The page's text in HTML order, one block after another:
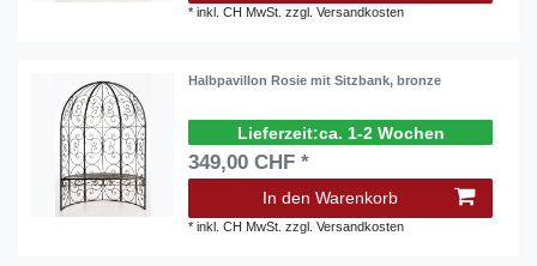
*inkl. CH MwSt. zzgl.Versandkosten
Halbpavillon Rosie mit Sitzbank, bronze
ca. 1-2 Wochen
349,00 CHF *
In den Warenkorb
*inkl. CH MwSt. zzgl.Versandkosten